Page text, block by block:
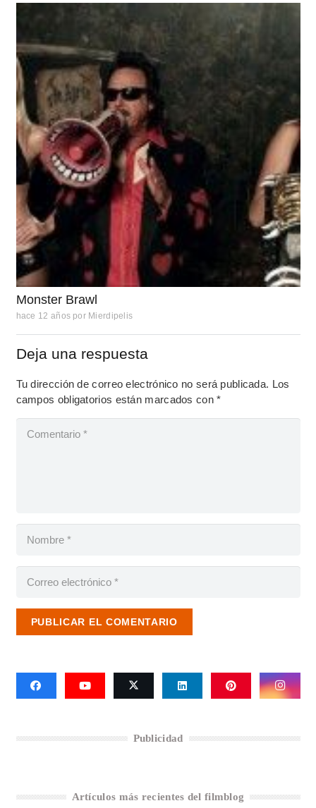
Monster Brawl
hace 12 años por Mierdipelis
Deja una respuesta
Tu dirección de correo electrónico no será publicada. Los
campos obligatorios están marcados con*
PUBLICAR EL COMENTARIO
Publicidad
Artículos más recientes del filmblog